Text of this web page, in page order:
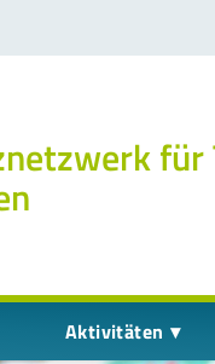
Aktivitäten